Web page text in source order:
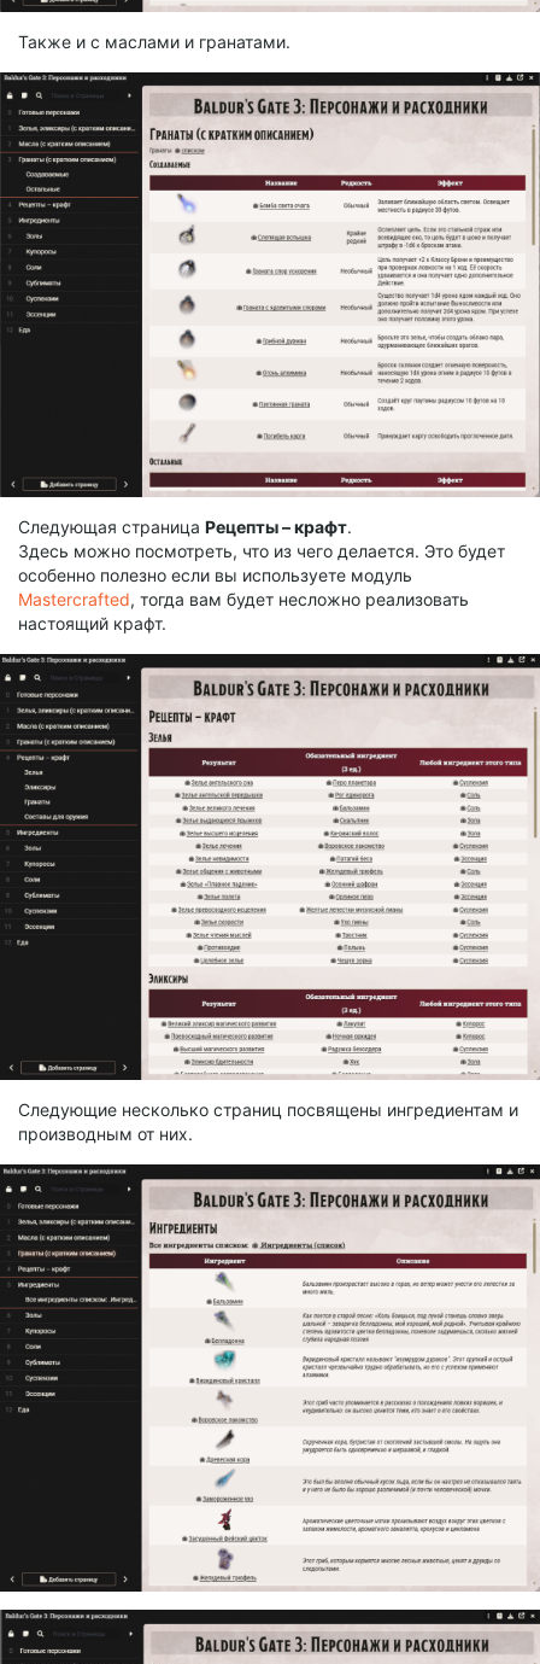
Также и с маслами и гранатами.
Следующая страница Рецепты – крафт.
Здесь можно посмотреть, что из чего делается. Это будет
особенно полезно если вы используете модуль
Mastercrafted, тогда вам будет несложно реализовать
настоящий крафт.
Следующие несколько страниц посвящены ингредиентам и
производным от них.